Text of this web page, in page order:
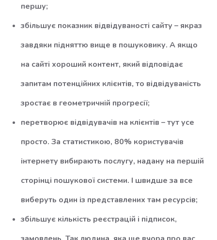
першу;
збільшує показник відвідуваності сайту – якраз
завдяки підняттю вище в пошуковику. А якщо
на сайті хороший контент, який відповідає
запитам потенційних клієнтів, то відвідуваність
зростає в геометричній прогресії;
перетворює відвідувачів на клієнтів – тут усе
просто. За статистикою, 80% користувачів
інтернету вибирають послугу, надану на першій
сторінці пошукової системи. І швидше за все
виберуть один із представлених там ресурсів;
збільшує кількість реєстрацій і підписок,